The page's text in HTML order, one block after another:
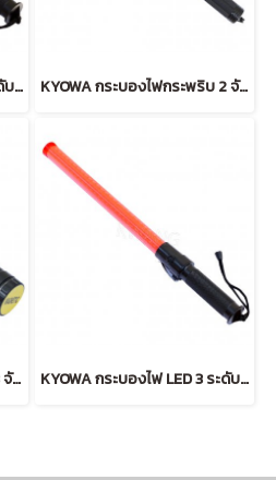
KYOWA กระบองไฟ LED 3 ระดับ ลายธรรมดา (RED) KYOWA กระบองไฟกระพริบ 2 จังหวะ (RED)
KYOWA กระบองไฟกระพริบ 3 จังหวะ สั้น (RED) KYOWA กระบองไฟ LED 3 ระดับ ลายเหลี่ยม (RED)